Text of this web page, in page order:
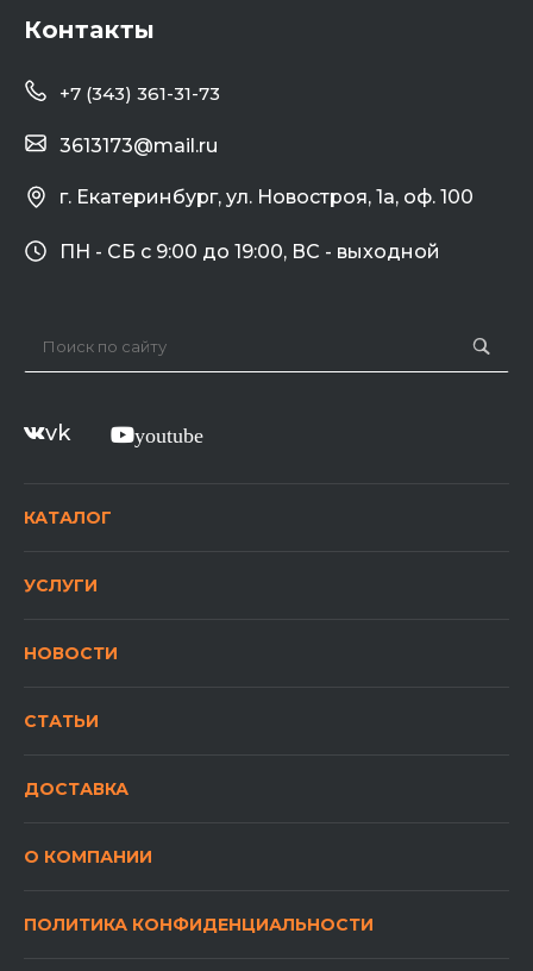
Контакты
+7 (343) 361-31-73
г. Екатеринбург, ул. Новостроя, 1а, оф. 100
3613173@mail.ru
ПН - СБ с 9:00 до 19:00, ВС - выходной
vk youtube
КАТАЛОГ
УСЛУГИ
НОВОСТИ
СТАТЬИ
ДОСТАВКА
О КОМПАНИИ
ПОЛИТИКА КОНФИДЕНЦИАЛЬНОСТИ